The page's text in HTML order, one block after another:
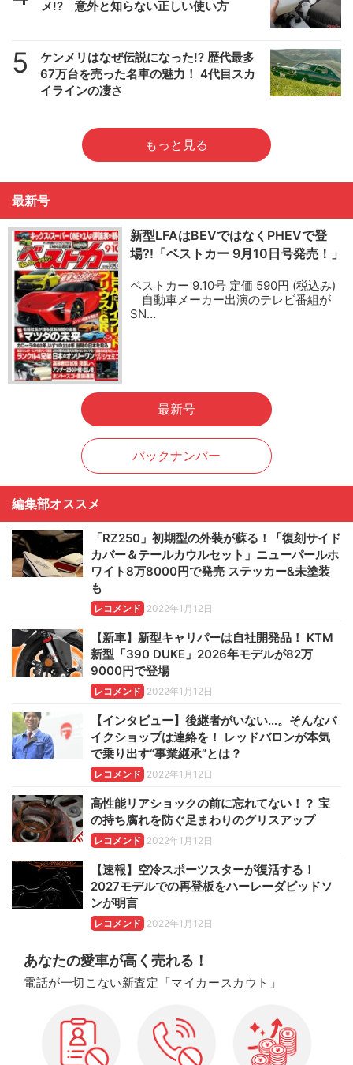
メ!? 意外と知らない正しい使い方
5
ケンメリはなぜ伝説になった!? 歴代最多
67万台を売った名車の魅力！ 4代目スカ
イラインの凄さ
もっと見る
最新号
新型LFAはBEVではなくPHEVで登
場?!「ベストカー 9月10日号発売！」
ベストカー 9.10号 定価 590円 (税込み)
自動車メーカー出演のテレビ番組が
SN…
最新号
バックナンバー
編集部オススメ
「RZ250」初期型の外装が蘇る！「復刻サイド
カバー＆テールカウルセット」ニューパールホ
ワイト8万8000円で発売 ステッカー&未塗装
も
レコメンド 2022年1月12日
【新車】新型キャリパーは自社開発品！ KTM
新型「390 DUKE」2026年モデルが82万
9000円で登場
レコメンド 2022年1月12日
【インタビュー】後継者がいない…。そんなバ
イクショップは連絡を！ レッドバロンが本気
で乗り出す“事業継承”とは？
レコメンド 2022年1月12日
高性能リアショックの前に忘れてない！？ 宝
の持ち腐れを防ぐ足まわりのグリスアップ
レコメンド 2022年1月12日
【速報】空冷スポーツスターが復活する！
2027モデルでの再登板をハーレーダビッドソ
ンが明言
レコメンド 2022年1月12日
あなたの愛車が高く売れる！
電話が一切こない新査定「マイカースカウト」